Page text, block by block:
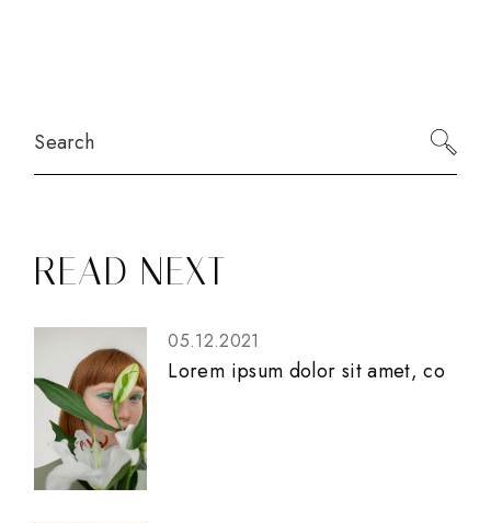
READ NEXT
05.12.2021
Lorem ipsum dolor sit amet, co